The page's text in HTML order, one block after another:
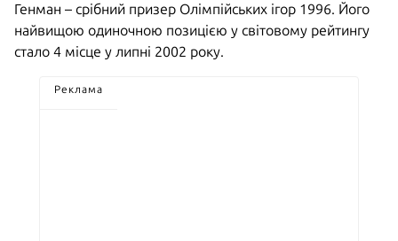
Генман – срібний призер Олімпійських ігор 1996. Його
найвищою одиночною позицією у світовому рейтингу
стало 4 місце у липні 2002 року.
Реклама